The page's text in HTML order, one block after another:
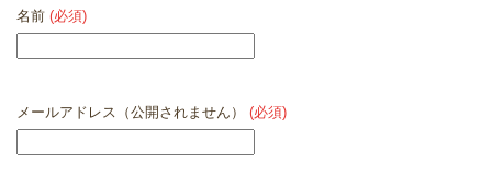
名前 (必須)
メールアドレス（公開されません） (必須)